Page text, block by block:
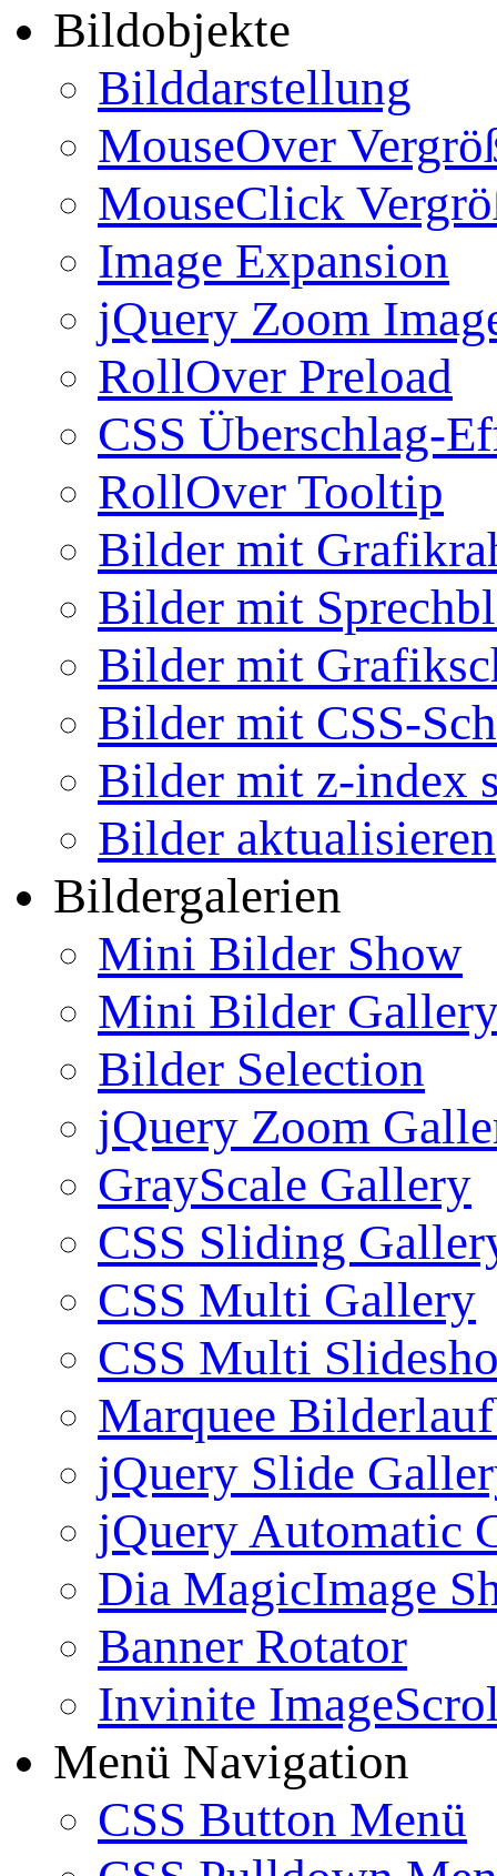
Bildobjekte
Bilddarstellung
MouseOver
MouseClick
Image Expansion
jQuery Zoom
RollOver Preload
CSS Überschlag-
RollOver Tooltip
Bilder mit
Bilder mit
Bilder mit
Bilder mit CSS-
Bilder mit z-index
Bilder aktualisieren
Bildergalerien
Mini Bilder Show
Mini Bilder
Bilder Selection
jQuery Zoom
GrayScale Gallery
CSS Sliding
CSS Multi Gallery
CSS Multi
Marquee
jQuery Slide
jQuery Automatic
Dia MagicImage
Banner Rotator
Invinite
Menü Navigation
CSS Button Menü